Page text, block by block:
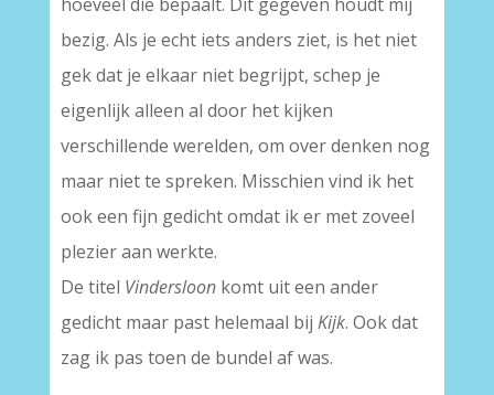
bezig. Als je echt iets anders ziet, is het niet
gek dat je elkaar niet begrijpt, schep je
eigenlijk alleen al door het kijken
verschillende werelden, om over denken nog
maar niet te spreken. Misschien vind ik het
ook een fijn gedicht omdat ik er met zoveel
plezier aan werkte.
De titel Vindersloonkomt uit een ander
gedicht maar past helemaal bij Kijk. Ook dat
zag ik pas toen de bundel af was.